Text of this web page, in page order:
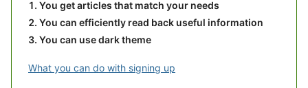
You get articles that match your needs
You can efficiently read back useful information
You can use dark theme
What you can do with signing up